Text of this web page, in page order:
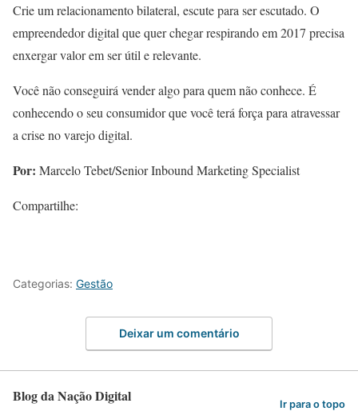
Crie um relacionamento bilateral, escute para ser escutado. O
empreendedor digital que quer chegar respirando em 2017 precisa
enxergar valor em ser útil e relevante.
Você não conseguirá vender algo para quem não conhece. É
conhecendo o seu consumidor que você terá força para atravessar
a crise no varejo digital.
Por: Marcelo Tebet/Senior Inbound Marketing Specialist
Compartilhe:
Categorias: Gestão
Deixar um comentário
Blog da Nação Digital Ir para o topo